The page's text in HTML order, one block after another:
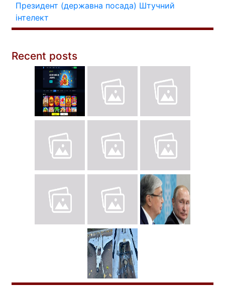
Президент (державна посада) Штучний
інтелект
Recent posts